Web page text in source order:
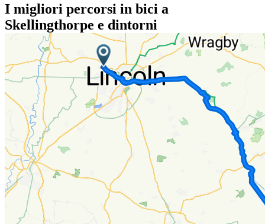
I migliori percorsi in bici a
Skellingthorpe e dintorni